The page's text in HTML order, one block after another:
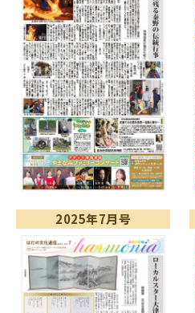
2025年7月号